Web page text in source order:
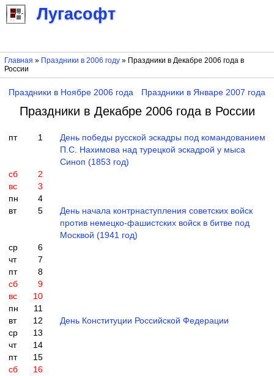
Лугасофт
Главная » Праздники в 2006 году» Праздники в Декабре 2006 года в
России
Праздники в Ноябре 2006 года Праздники в Январе 2007 года
Праздники в Декабре 2006 года в России
пт 1
День победы русской эскадры под командованием
П.С. Нахимова над турецкой эскадрой у мыса
Синоп (1853 год)
сб
2
вс
3
пн
4
вт
5
День начала контрнаступления советских войск
против немецко-фашистских войск в битве под
Москвой (1941 год)
ср
6
чт
7
пт
8
сб
9
вс
10
пн
11
вт
12
День Конституции Российской Федерации
ср
13
чт
14
пт
15
сб
16